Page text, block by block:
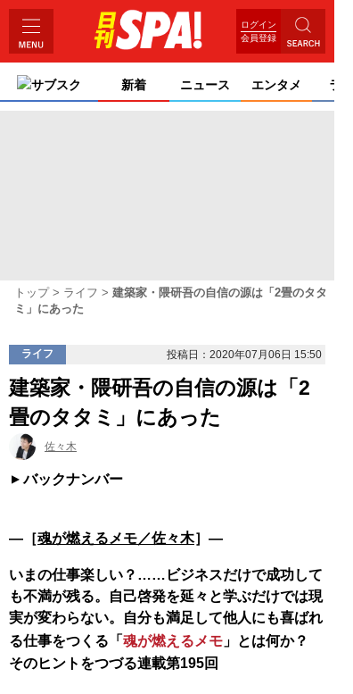
ログイン
会員登録
サブスク 新着 ニュース エンタメ ライ
トップ ライフ
建築家・隈研吾の自信の源は「2畳のタタ
ミ」にあった
ライフ 投稿日：2020年07月06日 15:50
建築家・隈研吾の自信の源は「2
畳のタタミ」にあった
佐々木
バックナンバー
―［魂が燃えるメモ／佐々木］―
いまの仕事楽しい？……ビジネスだけで成功して
も不満が残る。自己啓発を延々と学ぶだけでは現
実が変わらない。自分も満足して他人にも喜ばれ
る仕事をつくる「 魂が燃えるメモ 」とは何か？
そのヒントをつづる連載第195回